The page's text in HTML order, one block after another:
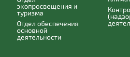
экопросвещения и
туризма
Отдел обеспечения
основной
деятельности